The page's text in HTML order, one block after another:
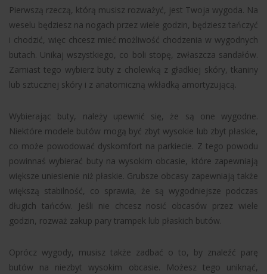
Pierwszą rzeczą, którą musisz rozważyć, jest Twoja wygoda. Na
weselu będziesz na nogach przez wiele godzin, będziesz tańczyć
i chodzić, więc chcesz mieć możliwość chodzenia w wygodnych
butach. Unikaj wszystkiego, co boli stopę, zwłaszcza sandałów.
Zamiast tego wybierz buty z cholewką z gładkiej skóry, tkaniny
lub sztucznej skóry i z anatomiczną wkładką amortyzującą.
Wybierając buty, należy upewnić się, że są one wygodne.
Niektóre modele butów mogą być zbyt wysokie lub zbyt płaskie,
co może powodować dyskomfort na parkiecie. Z tego powodu
powinnaś wybierać buty na wysokim obcasie, które zapewniają
większe uniesienie niż płaskie. Grubsze obcasy zapewniają także
większą stabilność, co sprawia, że są wygodniejsze podczas
długich tańców. Jeśli nie chcesz nosić obcasów przez wiele
godzin, rozważ zakup pary trampek lub płaskich butów.
Oprócz wygody, musisz także zadbać o to, by znaleźć parę
butów na niezbyt wysokim obcasie. Możesz tego uniknąć,